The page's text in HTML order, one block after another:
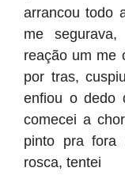
arrancou todo
me
reação um me
por tras,
enfiou o dedo
comecei a
pinto pra fora
rosca, tentei